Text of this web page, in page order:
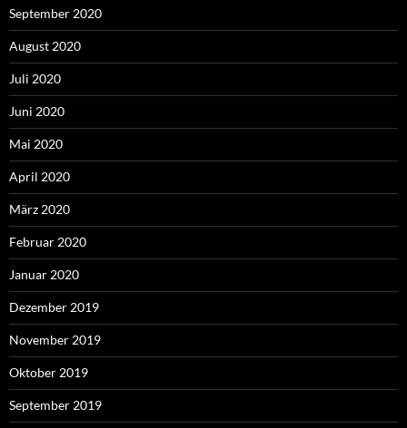
September 2020
August 2020
Juli 2020
Juni 2020
Mai 2020
April 2020
März 2020
Februar 2020
Januar 2020
Dezember 2019
November 2019
Oktober 2019
September 2019